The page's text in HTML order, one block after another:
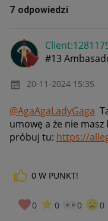
7 odpowiedzi
#13
‎20-11-2024 15:35
@AgaAgaLadyGaga
umowę a że nie
próbuj tu: https://
0 W PUNKT!
0 0 0 0